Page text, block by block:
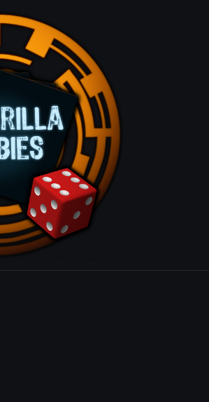
Illusion -
Rare Limited
stock de ubicaciones
ESTE PRODUCTO